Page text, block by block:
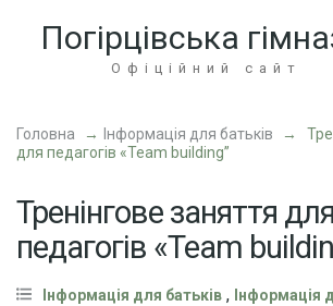
Enter)
Погірцівська
Офіційний сайт
Головна → Інформація для батьків →
для педагогів «Team building”
Тренінгове заняття для
педагогів «Team
Інформація для батьків , Інформація